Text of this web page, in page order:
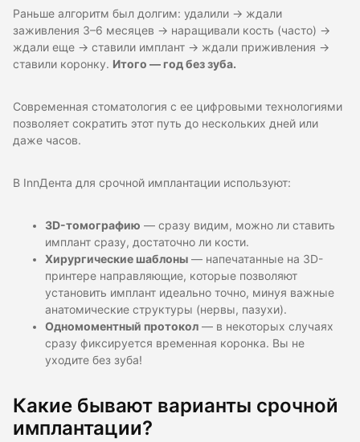
Раньше алгоритм был долгим: удалили → ждали
заживления 3–6 месяцев → наращивали кость (часто) →
ждали еще → ставили имплант → ждали приживления →
ставили коронку. Итого — год без зуба.
Современная стоматология с ее цифровыми технологиями
позволяет сократить этот путь до нескольких дней или
даже часов.
В InnДента для срочной имплантации используют:
3D-томографию — сразу видим, можно ли ставить
имплант сразу, достаточно ли кости.
Хирургические шаблоны — напечатанные на 3D-
принтере направляющие, которые позволяют
установить имплант идеально точно, минуя важные
анатомические структуры (нервы, пазухи).
Одномоментный протокол — в некоторых случаях
сразу фиксируется временная коронка. Вы не
уходите без зуба!
Какие бывают варианты срочной
имплантации?